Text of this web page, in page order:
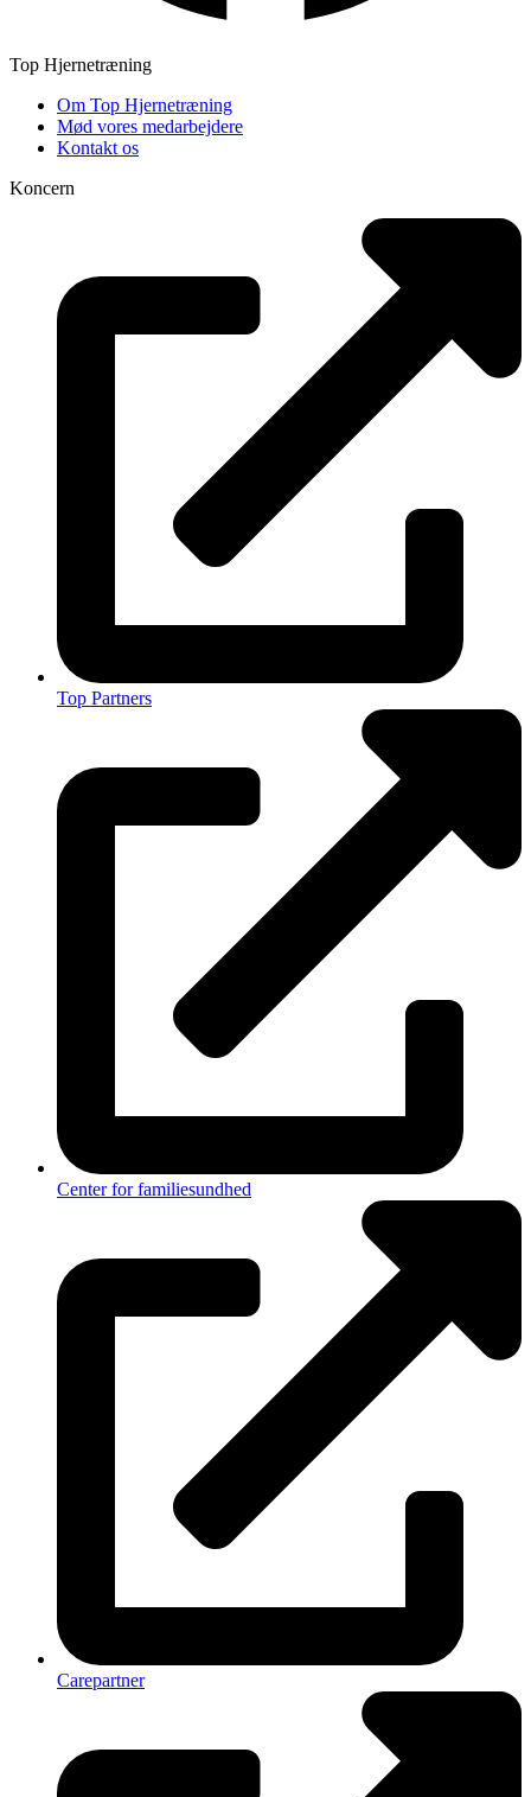
Top Hjernetræning
Om Top Hjernetræning
Mød vores medarbejdere
Kontakt os
Koncern
Top Partners
Center for familiesundhed
Carepartner